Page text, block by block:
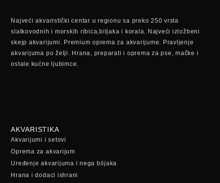
Najveći akvaristički centar u regionu sa preko 250 vrsta
slatkovodnih i morskih ribica,biljaka i korala. Najveći izložbeni
skejp akvarijumi. Premium oprema za akvarijume. Pravljenje
akvarijuma po želji. Hrana, preparati i oprema za pse, mačke i
ostale kućne ljubimce.
AKVARISTIKA
Akvarijumi i setovi
Oprema za akvarijum
Uređenje akvarijuma i nega biljaka
Hrana i dodaci ishrani